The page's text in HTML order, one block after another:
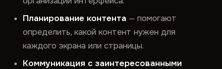
Планирование контента — помогают
определить, какой контент нужен для
каждого экрана или страницы.
Коммуникация с заинтересованными